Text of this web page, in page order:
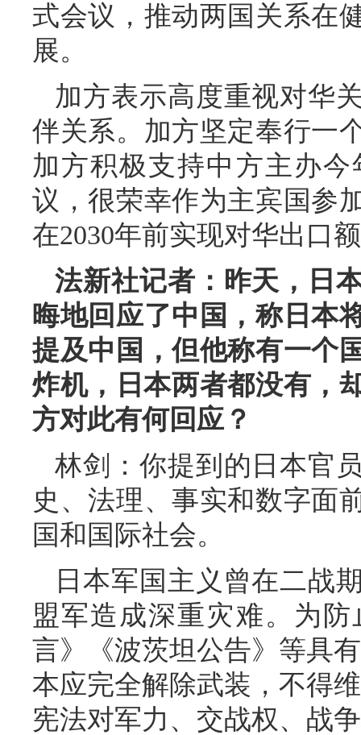
式会议，推动两国关系在
展。
加方表示高度重视对华
伴关系。加方坚定奉行一
加方积极支持中方主办
议，很荣幸作为主宾国参
在2030年前实现对华出口
法新社记者：昨天，日
晦地回应了中国，称日本
提及中国，但他称有一个
炸机，日本两者都没有，
方对此有何回应？
林剑：你提到的日本官
史、法理、事实和数字面
国和国际社会。
日本军国主义曾在二战
盟军造成深重灾难。为
言》《波茨坦公告》等具
本应完全解除武装，不得
宪法对军力、交战权、战